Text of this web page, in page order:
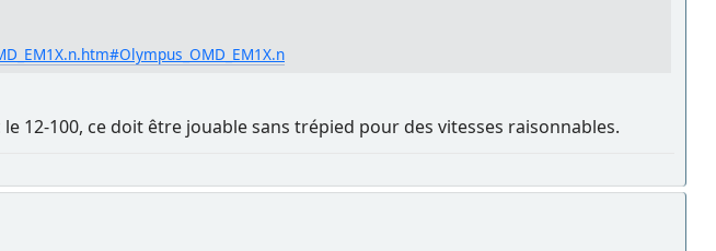
12-100, ce doit être jouable sans trépied pour des vitesses raisonnables.